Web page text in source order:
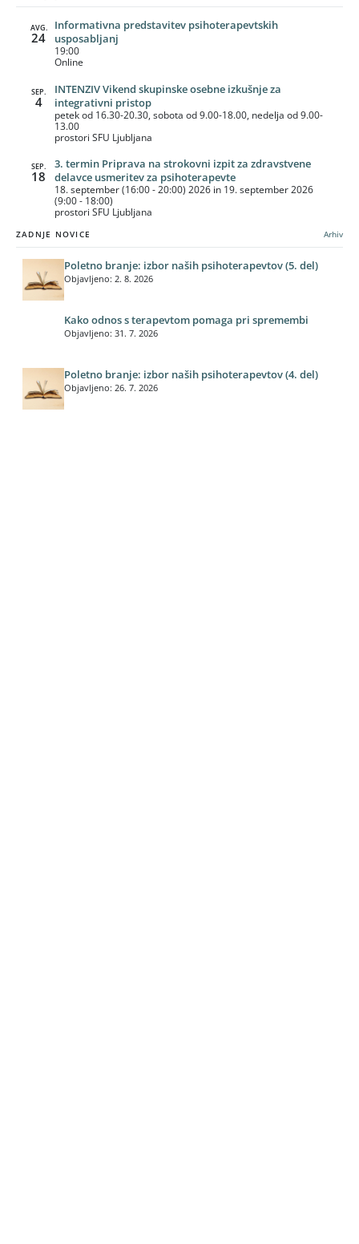
AVG.
24
Informativna predstavitev psihoterapevtskih
usposabljanj
19:00
Online
SEP.
4
INTENZIV Vikend skupinske osebne izkušnje za
integrativni pristop
petek od 16.30-20.30, sobota od 9.00-18.00, nedelja od 9.00-
13.00
prostori SFU Ljubljana
SEP.
18
3. termin Priprava na strokovni izpit za zdravstvene
delavce usmeritev za psihoterapevte
18. september (16:00 - 20:00) 2026 in 19. september 2026
(9:00 - 18:00)
prostori SFU Ljubljana
ZADNJE NOVICE Arhiv
Poletno branje: izbor naših psihoterapevtov (5. del)
Objavljeno: 2. 8. 2026
Kako odnos s terapevtom pomaga pri spremembi
Objavljeno: 31. 7. 2026
Poletno branje: izbor naših psihoterapevtov (4. del)
Objavljeno: 26. 7. 2026